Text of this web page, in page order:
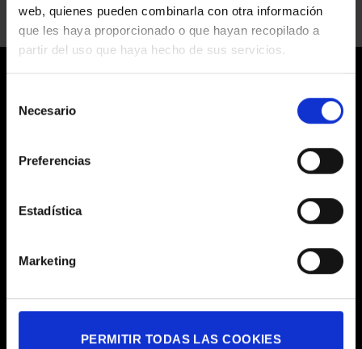
web, quienes pueden combinarla con otra información
que les haya proporcionado o que hayan recopilado a
partir del uso que haya hecho de sus servicios.
Necesario
Preferencias
Estadística
Marketing
PERMITIR TODAS LAS COOKIES
C/ Prats de Molló, 20 Barcelona 08021
De Lunes a Viernes de 9:30 a 18:00h
De Lunes a Viernes de 9:30 a 15.00h
ATENCIÓN AL CLIENTE